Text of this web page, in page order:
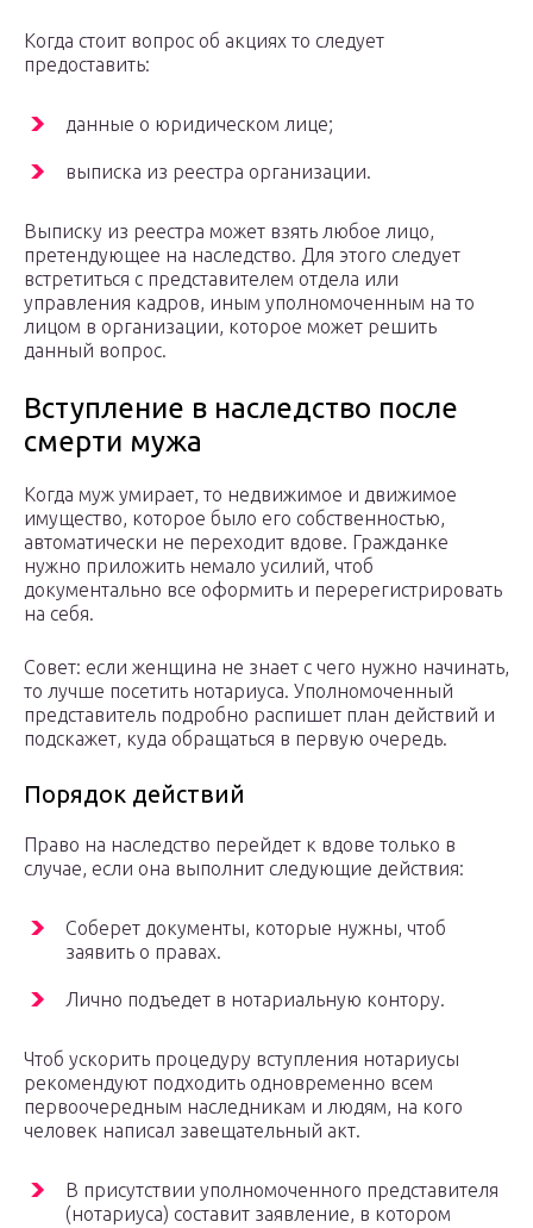
Когда стоит вопрос об акциях то следует
предоставить:
данные о юридическом лице;
выписка из реестра организации.
Выписку из реестра может взять любое лицо,
претендующее на наследство. Для этого следует
встретиться с представителем отдела или
управления кадров, иным уполномоченным на то
лицом в организации, которое может решить
данный вопрос.
Вступление в наследство после
смерти мужа
Когда муж умирает, то недвижимое и движимое
имущество, которое было его собственностью,
автоматически не переходит вдове. Гражданке
нужно приложить немало усилий, чтоб
документально все оформить и перерегистрировать
на себя.
Совет: если женщина не знает с чего нужно начинать,
то лучше посетить нотариуса. Уполномоченный
представитель подробно распишет план действий и
подскажет, куда обращаться в первую очередь.
Порядок действий
Право на наследство перейдет к вдове только в
случае, если она выполнит следующие действия:
Соберет документы, которые нужны, чтоб
заявить о правах.
Лично подъедет в нотариальную контору.
Чтоб ускорить процедуру вступления нотариусы
рекомендуют подходить одновременно всем
первоочередным наследникам и людям, на кого
человек написал завещательный акт.
В присутствии уполномоченного представителя
(нотариуса) составит заявление, в котором